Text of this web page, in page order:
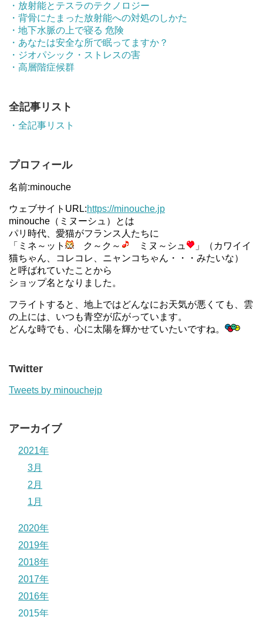
・放射能とテスラのテクノロジー
・背骨にたまった放射能への対処のしかた
・地下水脈の上で寝る 危険
・あなたは安全な所で眠ってますか？
・ジオパシック・ストレスの害
・高層階症候群
全記事リスト
・全記事リスト
プロフィール
名前:minouche
ウェブサイトURL:https://minouche.jp
minouche（ミヌーシュ）とは
パリ時代、愛猫がフランス人たちに
「ミネ～ット
ク～ク～ ミヌ～シュ
」（カワイイ
猫ちゃん、コレコレ、ニャンコちゃん・・・みたいな）
と呼ばれていたことから
ショップ名となりました。
フライトすると、地上ではどんなにお天気が悪くても、雲
の上には、いつも青空が広がっています。
どんな時でも、心に太陽を輝かせていたいですね。
Twitter
Tweets by minouchejp
アーカイブ
2021年
3月
2月
1月
2020年
2019年
2018年
2017年
2016年
2015年